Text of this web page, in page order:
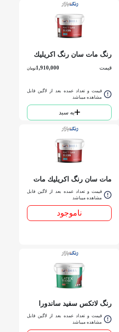
رنگ مات سان رنگ اكريليك
مات سوپر سيليكوني داخلي
قیمت 1,910,000تومان
قیمت و تعداد عمده بعد از لاگین قابل
مشاهده میباشد
به سبد
مات سان رنگ اكريليك مات
سوپر سيليكوني داخلي
ساندورا 204 دبه
قیمت و تعداد عمده بعد از لاگین قابل
مشاهده میباشد
ناموجود
رنگ لاتكس سفيد ساندورا
قیمت و تعداد عمده بعد از لاگین قابل
مشاهده میباشد